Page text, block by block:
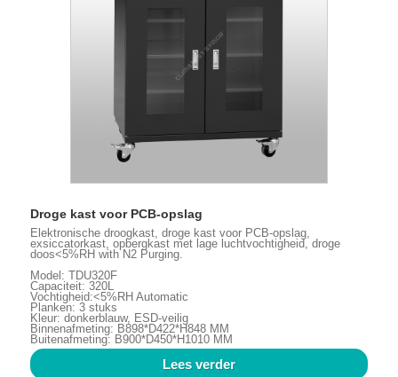
Droge kast voor PCB-opslag
Elektronische droogkast, droge kast voor PCB-opslag,
exsiccatorkast, opbergkast met lage luchtvochtigheid, droge
doos<5%RH with N2 Purging.
Model: TDU320F
Capaciteit: 320L
Vochtigheid:<5%RH Automatic
Planken: 3 stuks
Kleur: donkerblauw, ESD-veilig
Binnenafmeting: B898*D422*H848 MM
Buitenafmeting: B900*D450*H1010 MM
Lees verder